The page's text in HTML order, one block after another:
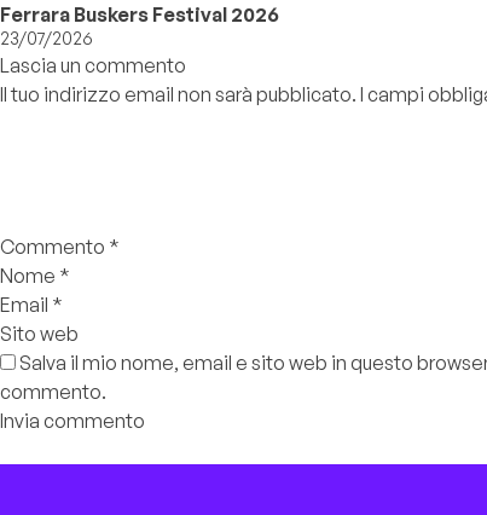
Ferrara Buskers Festival 2026
23/07/2026
Lascia un commento
Il tuo indirizzo email non sarà pubblicato. I campi
Commento *
Nome *
Email *
Sito web
Salva il mio nome, email e sito web in questo
commento.